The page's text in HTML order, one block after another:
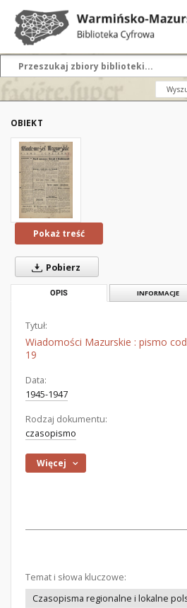
OBIEKT
Pokaż treść
Pobierz
OPIS INFORMACJE
Tytuł:
Wiadomości Mazurskie : pismo
19
Data:
1945-1947
Rodzaj dokumentu:
czasopismo
Więcej
Temat i słowa kluczowe:
Czasopisma regionalne i lokalne